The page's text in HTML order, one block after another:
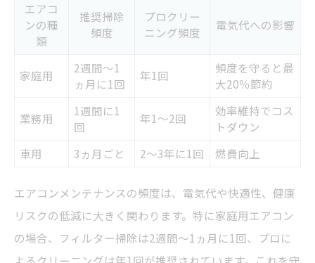
エアコ
ンの種
類
推奨掃除
頻度
プロクリー
ニング頻度
電気代への影響
家庭用
2週間～1
ヵ月に1回
年1回
頻度を守ると最
大20％節約
業務用
1週間に1
回
年1～2回
効率維持でコス
トダウン
車用
3ヵ月ごと 2～3年に1回 燃費向上
エアコンメンテナンスの頻度は、電気代や快適性、健康
リスクの低減に大きく関わります。特に家庭用エアコン
の場合、フィルター掃除は2週間～1ヵ月に1回、プロに